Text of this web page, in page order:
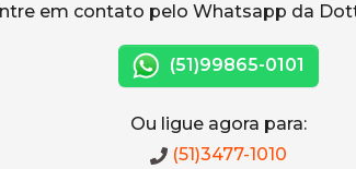
em contato pelo Whatsapp da
(51)99865-0101
Ou ligue agora para:
(51)3477-1010